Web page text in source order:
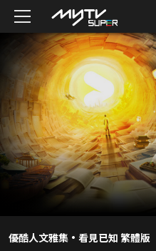
優酷人文雅集·看見已知 繁體版